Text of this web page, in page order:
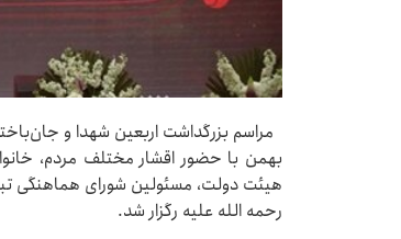
بهمن با حضور اقشار مختلف مردم،
هیئت دولت، مسئولین شورای هماهنگی
رحمه الله علیه رگزار شد.